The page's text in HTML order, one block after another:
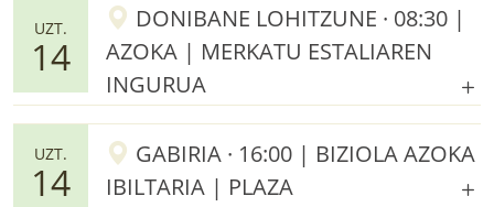
UZT.
14
DONIBANE LOHITZUNE · 08:30 |
AZOKA | MERKATU ESTALIAREN
INGURUA
UZT.
14
GABIRIA · 16:00 | BIZIOLA AZOKA
IBILTARIA | PLAZA